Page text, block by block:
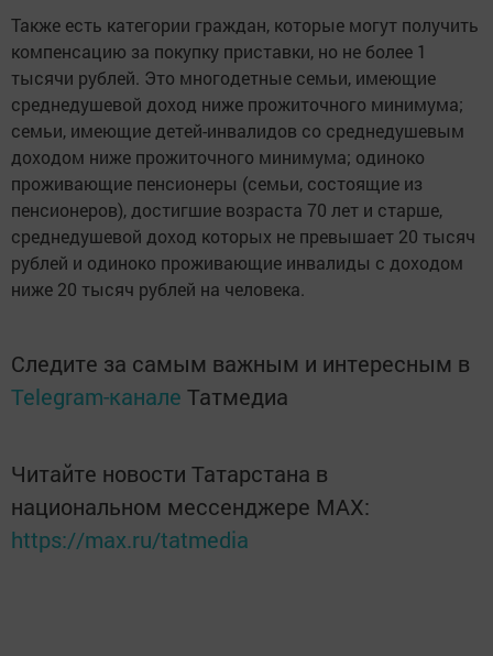
Также есть категории граждан, которые могут получить
компенсацию за покупку приставки, но не более 1
тысячи рублей. Это многодетные семьи, имеющие
среднедушевой доход ниже прожиточного минимума;
семьи, имеющие детей-инвалидов со среднедушевым
доходом ниже прожиточного минимума; одиноко
проживающие пенсионеры (семьи, состоящие из
пенсионеров), достигшие возраста 70 лет и старше,
среднедушевой доход которых не превышает 20 тысяч
рублей и одиноко проживающие инвалиды с доходом
ниже 20 тысяч рублей на человека.
Следите за самым важным и интересным в
Telegram-канале Татмедиа
Читайте новости Татарстана в
национальном мессенджере MАХ:
https://max.ru/tatmedia